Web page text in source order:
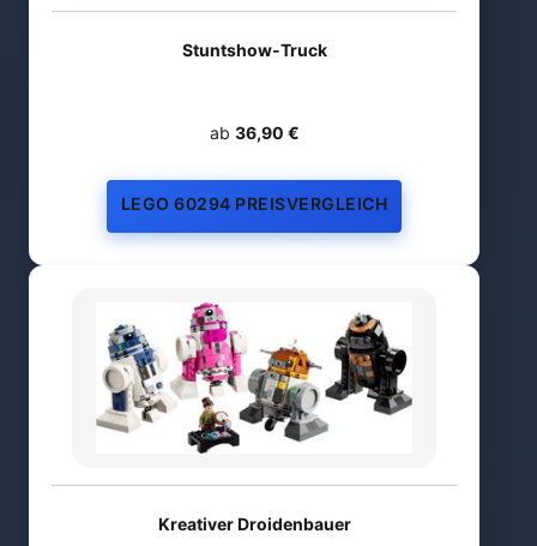
Stuntshow-Truck
ab 36,90 €
LEGO 60294 PREISVERGLEICH
Kreativer Droidenbauer